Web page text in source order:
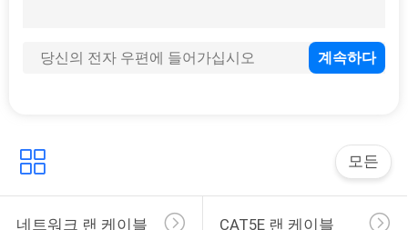
동축 텔레비전 케이
10
모든
네트워크 랜 케이블 CAT5E 랜 케이블